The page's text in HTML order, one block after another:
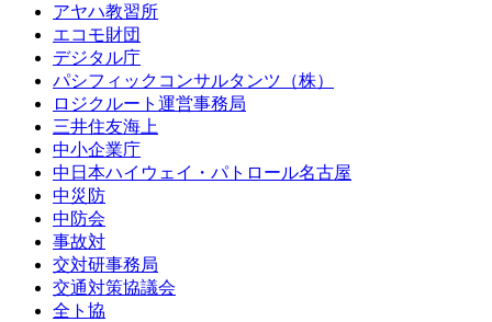
アヤハ教習所
エコモ財団
デジタル庁
パシフィックコンサルタンツ（株）
ロジクルート運営事務局
三井住友海上
中小企業庁
中日本ハイウェイ・パトロール名古屋
中災防
中防会
事故対
交対研事務局
交通対策協議会
全ト協